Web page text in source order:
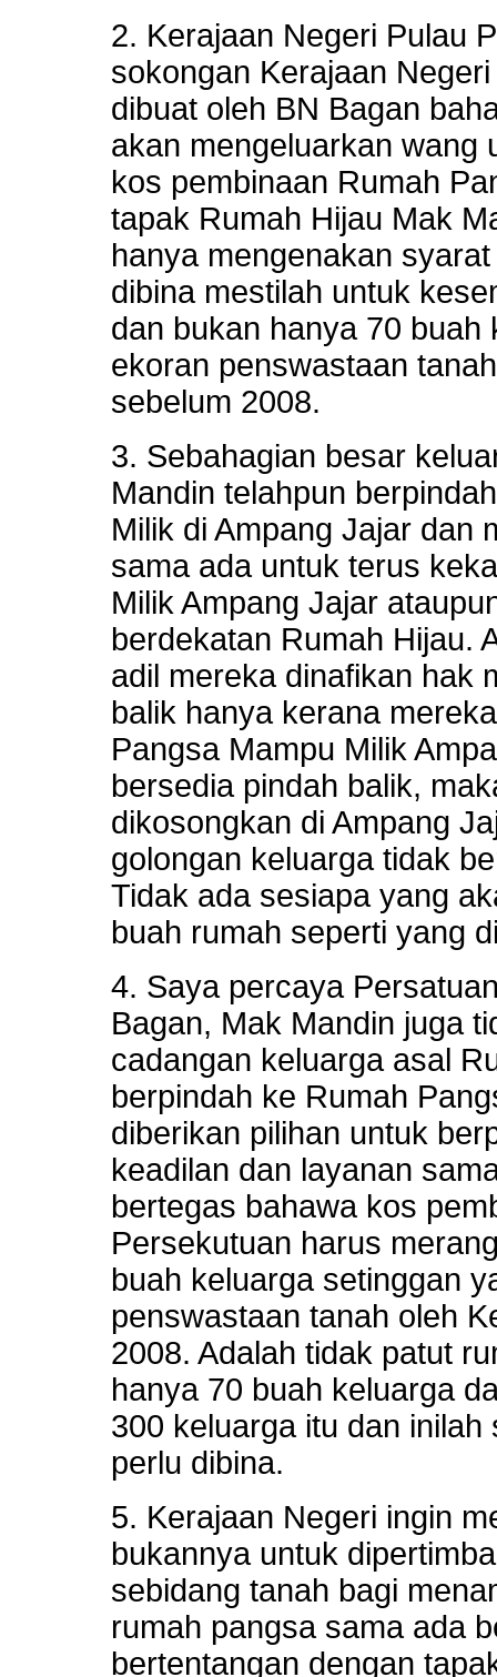
2. Kerajaan Negeri Pulau
sokongan Kerajaan
dibuat oleh BN Bagan
akan mengeluarkan wang
kos pembinaan Rumah
tapak Rumah Hijau Mak
hanya mengenakan
dibina mestilah untuk
dan bukan hanya 70
ekoran penswastaan
sebelum 2008.
3. Sebahagian besar
Mandin telahpun
Milik di Ampang Jajar dan
sama ada untuk terus
Milik Ampang Jajar
berdekatan Rumah Hijau.
adil mereka dinafikan hak
balik hanya kerana
Pangsa Mampu Milik
bersedia pindah balik,
dikosongkan di Ampang
golongan keluarga tidak
Tidak ada sesiapa yang
buah rumah seperti yang
4. Saya percaya
Bagan, Mak Mandin juga
cadangan keluarga asal
berpindah ke Rumah
diberikan pilihan untuk
keadilan dan layanan
bertegas bahawa kos
Persekutuan harus
buah keluarga setinggan
penswastaan tanah oleh
2008. Adalah tidak patut
hanya 70 buah keluarga
300 keluarga itu dan
perlu dibina.
5. Kerajaan Negeri ingin
bukannya untuk
sebidang tanah bagi
rumah pangsa sama ada
bertentangan dengan